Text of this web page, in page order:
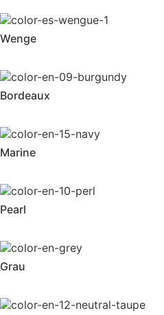
Wenge
Bordeaux
Marine
Pearl
Grau